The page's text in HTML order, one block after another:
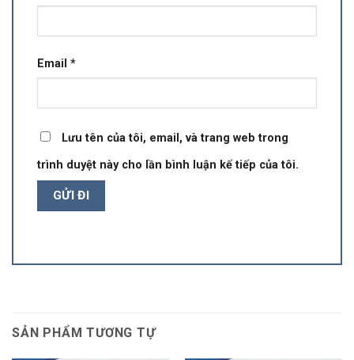
Email *
Lưu tên của tôi, email, và trang web trong
trình duyệt này cho lần bình luận kế tiếp của tôi.
SẢN PHẨM TƯƠNG TỰ